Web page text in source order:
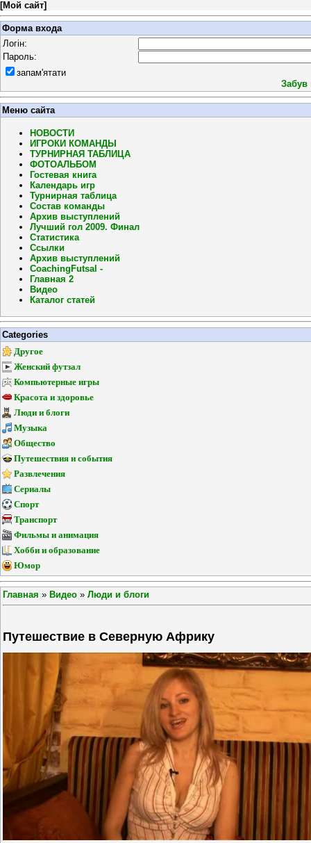
[Мой сайт]
Форма входа
Логін:
Пароль:
запам'ятати
Забув
Меню сайта
НОВОСТИ
ИГРОКИ КОМАНДЫ
ТУРНИРНАЯ ТАБЛИЦА
ФОТОАЛЬБОМ
Гостевая книга
Календарь игр
Турнирная таблица
Состав команды
Архив выступлений
Лучший гол 2009. Финал
Статистика
Ссылки
Архив выступлений
CoachingFutsal -
Главная 2
Видео
Каталог статей
Categories
Другое
Женский футзал
Компьютерные игры
Красота и здоровье
Люди и блоги
Музыка
Общество
Путешествия и события
Развлечения
Сериалы
Спорт
Транспорт
Фильмы и анимация
Хобби и образование
Юмор
Главная » Видео » Люди и блоги
Путешествие в Северную Африку